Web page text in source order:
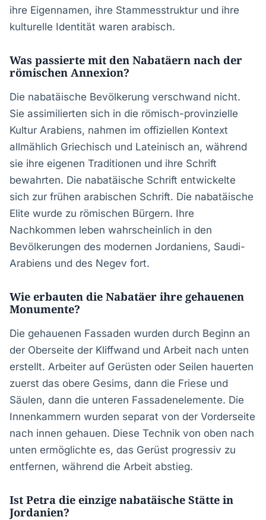
ihre Eigennamen, ihre Stammesstruktur und ihre
kulturelle Identität waren arabisch.
Was passierte mit den Nabatäern nach der
römischen Annexion?
Die nabatäische Bevölkerung verschwand nicht.
Sie assimilierten sich in die römisch-provinzielle
Kultur Arabiens, nahmen im offiziellen Kontext
allmählich Griechisch und Lateinisch an, während
sie ihre eigenen Traditionen und ihre Schrift
bewahrten. Die nabatäische Schrift entwickelte
sich zur frühen arabischen Schrift. Die nabatäische
Elite wurde zu römischen Bürgern. Ihre
Nachkommen leben wahrscheinlich in den
Bevölkerungen des modernen Jordaniens, Saudi-
Arabiens und des Negev fort.
Wie erbauten die Nabatäer ihre gehauenen
Monumente?
Die gehauenen Fassaden wurden durch Beginn an
der Oberseite der Kliffwand und Arbeit nach unten
erstellt. Arbeiter auf Gerüsten oder Seilen hauerten
zuerst das obere Gesims, dann die Friese und
Säulen, dann die unteren Fassadenelemente. Die
Innenkammern wurden separat von der Vorderseite
nach innen gehauen. Diese Technik von oben nach
unten ermöglichte es, das Gerüst progressiv zu
entfernen, während die Arbeit abstieg.
Ist Petra die einzige nabatäische Stätte in
Jordanien?